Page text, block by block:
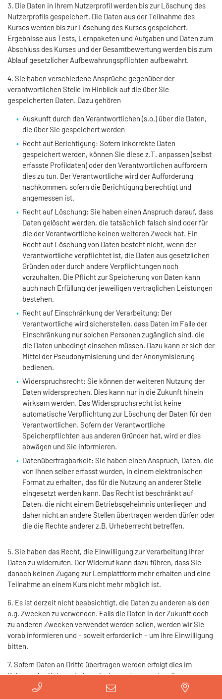
3. Die Daten in Ihrem Nutzerprofil werden bis zur Löschung des
Nutzerprofils gespeichert. Die Daten aus der Teilnahme des
Kurses werden bis zur Löschung des Kurses gespeichert.
Ergebnisse aus Tests, Lernpaketen und Aufgaben und Daten zum
Abschluss des Kurses und der Gesamtbewertung werden bis zum
Ablauf gesetzlicher Aufbewahrungspflichten aufbewahrt.
4. Sie haben verschiedene Ansprüche gegenüber der
verantwortlichen Stelle im Hinblick auf die über Sie
gespeicherten Daten. Dazu gehören
Auskunft durch den Verantwortlichen (s.o.) über die Daten,
die über Sie gespeichert werden
Recht auf Berichtigung: Sofern inkorrekte Daten
gespeichert werden, können Sie diese z.T. anpassen (selbst
erfasste Profildaten) oder den Verantwortlichen auffordern
dies zu tun. Der Verantwortliche wird der Aufforderung
nachkommen, sofern die Berichtigung berechtigt und
angemessen ist.
Recht auf Löschung: Sie haben einen Anspruch darauf, dass
Daten gelöscht werden, die tatsächlich falsch sind oder für
die der Verantwortliche keinen weiteren Zweck hat. Ein
Recht auf Löschung von Daten besteht nicht, wenn der
Verantwortliche verpflichtet ist, die Daten aus gesetzlichen
Gründen oder durch andere Verpflichtungen noch
vorzuhalten. Die Pflicht zur Speicherung von Daten kann
auch nach Erfüllung der jeweiligen vertraglichen Leistungen
bestehen.
Recht auf Einschränkung der Verarbeitung: Der
Verantwortliche wird sicherstellen, dass Daten im Falle der
Einschränkung nur solchen Personen zugänglich sind, die
die Daten unbedingt einsehen müssen. Dazu kann er sich der
Mittel der Pseudonymisierung und der Anonymisierung
bedienen.
Widerspruchsrecht: Sie können der weiteren Nutzung der
Daten widersprechen. Dies kann nur in die Zukunft hinein
wirksam werden. Das Widerspruchsrecht ist keine
automatische Verpflichtung zur Löschung der Daten für den
Verantwortlichen. Sofern der Verantwortliche
Speicherpflichten aus anderen Gründen hat, wird er dies
abwägen und Sie informieren.
Datenübertragbarkeit: Sie haben einen Anspruch, Daten, die
von Ihnen selber erfasst wurden, in einem elektronischen
Format zu erhalten, das für die Nutzung an anderer Stelle
eingesetzt werden kann. Das Recht ist beschränkt auf
Daten, die nicht einem Betriebsgeheimnis unterliegen und
daher nicht an andere Stellen übertragen werden dürfen oder
die die Rechte anderer z.B. Urheberrecht betreffen.
5. Sie haben das Recht, die Einwilligung zur Verarbeitung Ihrer
Daten zu widerrufen. Der Widerruf kann dazu führen, dass Sie
danach keinen Zugang zur Lernplattform mehr erhalten und eine
Teilnahme an einem Kurs nicht mehr möglich ist.
6. Es ist derzeit nicht beabsichtigt, die Daten zu anderen als den
o.g. Zwecken zu verwenden. Falls die Daten in der Zukunft doch
zu anderen Zwecken verwendet werden sollen, werden wir Sie
vorab informieren und – soweit erforderlich – um Ihre Einwilligung
bitten.
7. Sofern Daten an Dritte übertragen werden erfolgt dies im
Rahmen des Datenschutzes. Insbesondere werden die
Vorschriften der Auftragsverarbeitung (Art. 28 DSGVO) beachtet.